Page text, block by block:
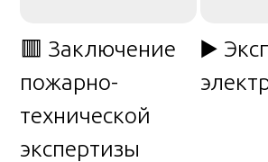
🟥 Заключение
пожарно-
технической
экспертизы
▶️